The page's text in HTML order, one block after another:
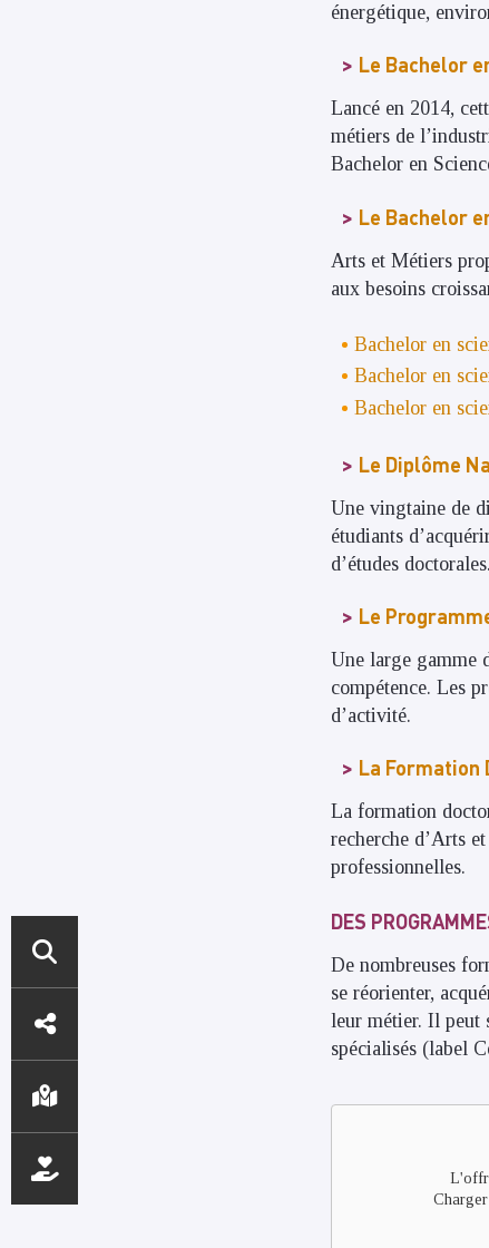
ACCÈS
DIRECTS
énergétique,
Le Bachelor
Lancé en 2014,
métiers de
Bachelor en
Le Bachelor
Arts et Métiers
aux besoins
Bachelor en
Bachelor en
Bachelor en
Le Diplôme
Une vingtaine de
étudiants
d’études doctorales.
Le
Une large gamme
compétence. Les
d’activité.
La Formation
La formation
recherche d’Arts
professionnelles.
DES
De nombreuses
se réorienter,
leur métier. Il peut
spécialisés (label
Remote